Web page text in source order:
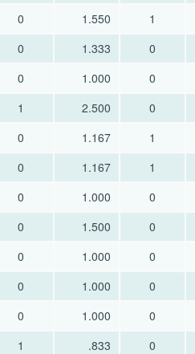
0 1.550 1
0 1.333 0
0 1.000 0
1 2.500 0
0 1.167 1
0 1.167 1
0 1.000 0
0 1.500 0
0 1.000 0
0 1.000 0
0 1.000 0
1 .833 0